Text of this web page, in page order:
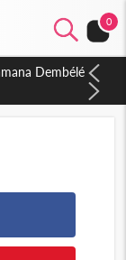
0
Dembélé